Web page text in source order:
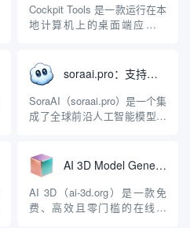
Cockpit Tools 是一款运行在本
地计算机上的桌面端应用程
程助手的账号与运行环境而设
计。它目前支持包括
Antigravity IDE、Codex、
GitHub Copilo...
soraai.pro：支持多模型文字转视频和图像生成的在线创作工具
SoraAI（soraai.pro）是一个集
成了全球前沿人工智能模型的
者、营销人员及广大用户提供
一站式、开箱即用的视觉内容
生成解决方案。网站的核心优
势在于其强大的多模型聚合能
AI 3D Model Generator：通过文本和图像快速生成3D模型的在线工具
AI 3D（ai-3d.org）是一款免
费、高效且零门槛的在线AI